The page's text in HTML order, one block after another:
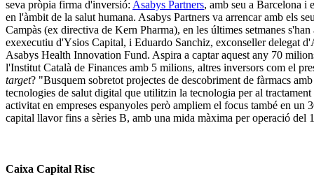
seva pròpia firma d'inversió: Asabys Partners, amb seu a Barcelona i
en l'àmbit de la salut humana. Asabys Partners va arrencar amb els
Campàs (ex directiva de Kern Pharma), en les últimes setmanes
exexecutiu d'Ysios Capital, i Eduardo Sanchiz, exconseller delegat
Asabys Health Innovation Fund. Aspira a captar aquest any 70
l'Institut Català de Finances amb 5 milions, altres inversors com el
target? "Busquem sobretot projectes de descobriment de fàrmacs
tecnologies de salut digital que utilitzin la tecnologia per al
activitat en empreses espanyoles però ampliem el focus també en
capital llavor fins a sèries B, amb una mida màxima per operació del
Caixa Capital Risc